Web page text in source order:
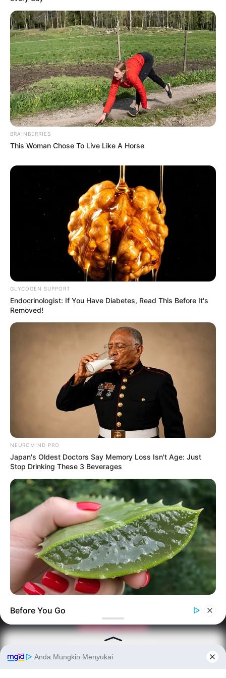
8 Kata Lucu Seputar Malam
Minggu ala Jomblo yang Bikin
Ngenes
10 Desain Kanopi Tempat
Tidur, Serasa Beristirahat di
Kamar Raja
Tampil Lebih Modern, 7 Potret
Hasil Renovasi Rumah Berusia
BRAINBERRIES
This Woman Chose To Live Like A Horse
GLYCOGEN SUPPORT
Endocrinologist: If You Have Diabetes, Read This Before It's
Removed!
NEUROMIND PRO
Japan's Oldest Doctors Say Memory Loss Isn't Age: Just
Stop Drinking These 3 Beverages
Do This 3-Minute Bedtime Routine [Works While You Sleep]
Before You Go